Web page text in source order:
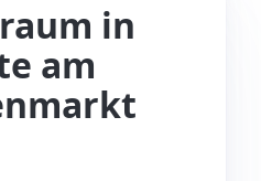
in
am